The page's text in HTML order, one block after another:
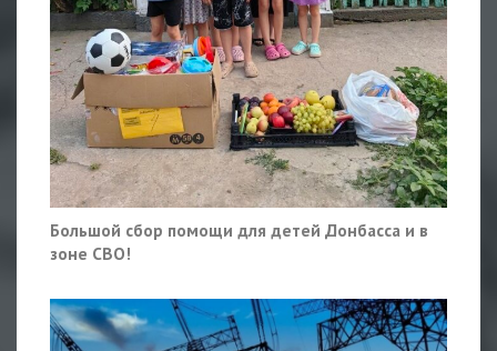
Большой сбор помощи для детей Донбасса и в
зоне СВО!